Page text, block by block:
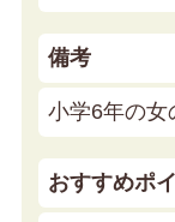
備考
小学6年の
おすすめポ